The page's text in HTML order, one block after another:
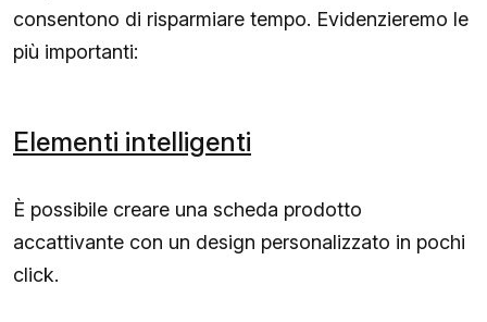
consentono di risparmiare tempo. Evidenzieremo le
più importanti:
Elementi intelligenti
È possibile creare una scheda prodotto
accattivante con un design personalizzato in pochi
click.